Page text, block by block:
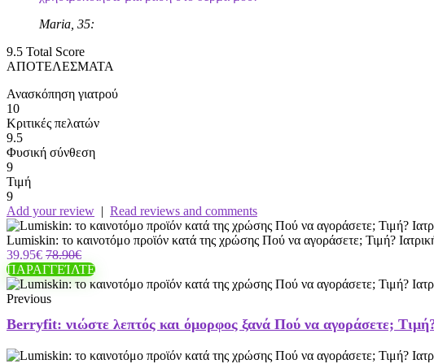
Maria, 35:
9.5 Total Score
ΑΠΟΤΕΛΕΣΜΑΤΑ
Ανασκόπηση γιατρού
10
Κριτικές πελατών
9.5
Φυσική σύνθεση
9
Τιμή
9
Add your review | Read reviews and comments
Lumiskin: το καινοτόμο προϊόν κατά της χρώσης Πού να αγοράσετε; Τιμή?
39.95€ 78.90€
ΠΑΡΑΓΓΕΊΛΤΕ
Previous
Berryfit: νιώστε λεπτός και όμορφος ξανά Πού να αγοράσετε;